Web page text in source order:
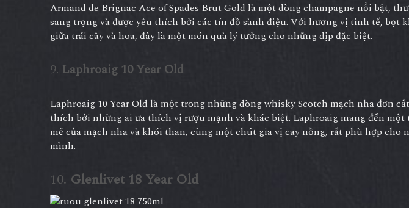
Armand de Brignac Ace of Spades Brut Gold là một dòng champagne nổi bật,
sang trọng và được yêu thích bởi các tín đồ sành điệu. Với hương vị tinh tế, bọt
giữa trái cây và hoa, đây là một món quà lý tưởng cho những dịp đặc biệt.
9. Laphroaig 10 Year Old
Laphroaig 10 Year Old là một trong những dòng whisky Scotch mạch nha đơn
thích bởi những ai ưa thích vị rượu mạnh và khác biệt. Laphroaig mang đến
mẽ của mạch nha và khói than, cùng một chút gia vị cay nồng, rất phù hợp
mình.
10. Glenlivet 18 Year Old